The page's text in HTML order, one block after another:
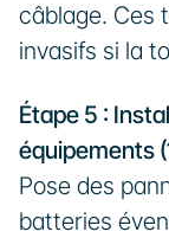
câblage. Ces
invasifs si la
Étape 5 :
équipements
Pose des
batteries